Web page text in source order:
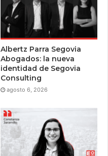
Albertz Parra Segovia
Abogados: la nueva
identidad de Segovia
Consulting
agosto 6, 2026